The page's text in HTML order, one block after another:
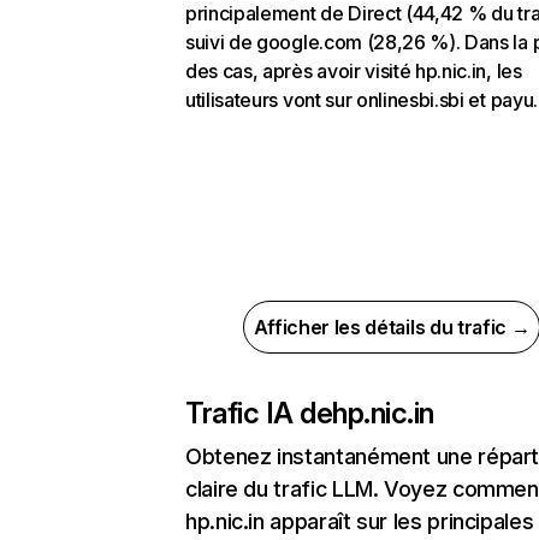
principalement de Direct (44,42 % du
suivi de google.com (28,26 %). Dans la
des cas, après avoir visité hp.nic.in, les
utilisateurs vont sur onlinesbi.sbi et
Afficher les détails du trafic →
Trafic IA dehp.nic.in
Obtenez instantanément une
claire du trafic LLM. Voyez
hp.nic.in apparaît sur les principales